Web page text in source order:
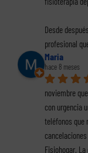
Desde
profesional
Maria
hace 8 meses
noviembre
con urgencia
teléfonos que
Fisiohogar.